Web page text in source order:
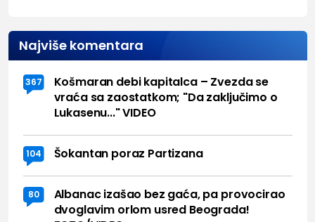
Najviše komentara
367
Košmaran debi kapitalca – Zvezda se
vraća sa zaostatkom; "Da zaključimo o
Lukasenu..." VIDEO
104 Šokantan poraz Partizana
80
Albanac izašao bez gaća, pa provocirao
dvoglavim orlom usred Beograda!